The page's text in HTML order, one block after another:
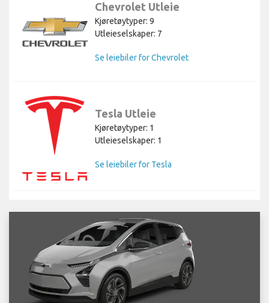
Chevrolet Utleie
Kjøretøytyper: 9
Utleieselskaper: 7
Se leiebiler for Chevrolet
Tesla Utleie
Kjøretøytyper: 1
Utleieselskaper: 1
Se leiebiler for Tesla